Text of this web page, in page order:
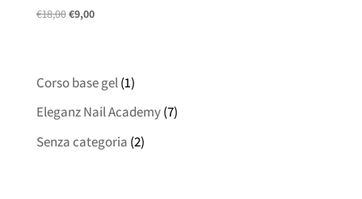
€18,00Il
€18,00.
€9,00Il
€9,00.
Corso base gel(1)
Eleganz Nail Academy(7)
Senza categoria (2)